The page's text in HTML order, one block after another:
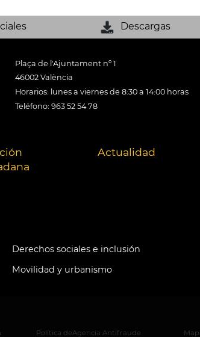
Descargas
Plaça de l'Ajuntament nº 1
46002 València
Horarios: lunes a viernes de 8:30 a 14:00 horas
Teléfono: 963 52 54 78
Actualidad
Derechos sociales e inclusión
Movilidad y urbanismo
Política deAgencia Antifraude